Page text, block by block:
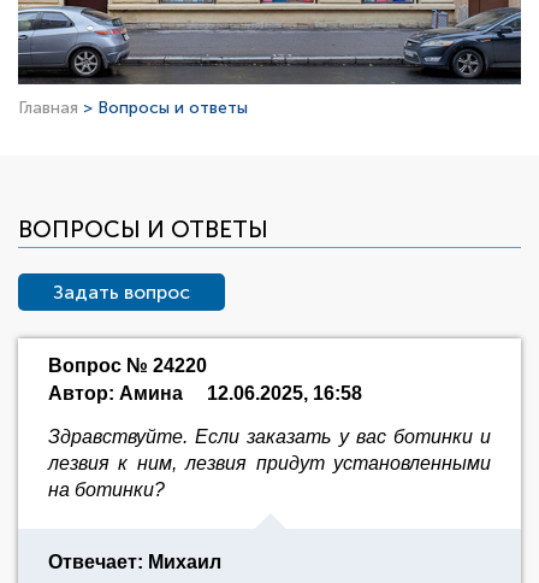
Главная > Вопросы и ответы
ВОПРОСЫ И ОТВЕТЫ
Задать вопрос
Вопрос № 24220
Автор: Амина
12.06.2025, 16:58
Здравствуйте. Если заказать у вас ботинки и
лезвия к ним, лезвия придут установленными
на ботинки?
Отвечает: Михаил